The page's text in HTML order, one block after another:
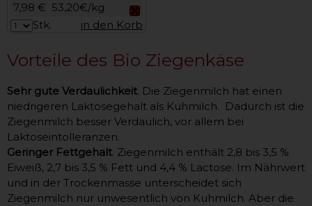
7,98 € 53,20€/kg
Stk.
in den Korb
Vorteile des Bio Ziegenkäse
Sehr gute Verdaulichkeit. Die Ziegenmilch hat einen
niedrigeren Laktosegehalt als Kuhmilch. Dadurch ist die
Ziegenmilch besser Verdaulich, vor allem bei
Laktoseintolleranzen.
Geringer Fettgehalt. Ziegenmilch enthält 2,8 bis 3,5 %
Eiweiß, 2,7 bis 3,5 % Fett und 4,4 % Lactose. Im Nährwert
und in der Trockenmasse unterscheidet sich
Ziegenmilch nur unwesentlich von Kuhmilch. Aber die